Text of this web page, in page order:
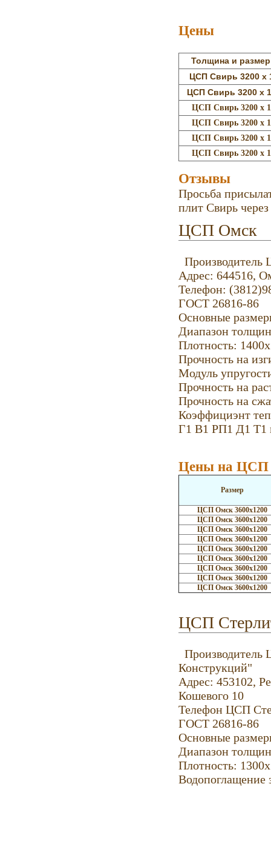
Цены
Толщина и
ЦСП Свирь 3200 х
ЦСП Свирь 3200 х
ЦСП Свирь 3200 х
ЦСП Свирь 3200 х
ЦСП Свирь 3200 х
ЦСП Свирь 3200 х
Отзывы
Просьба
плит Свирь
ЦСП Омск
Адрес: 644516,
Телефон:
ГОСТ 26816-86
Основные
Диапазон
Плотность:
Прочность на
Модуль
Прочность на
Прочность на
Коэффициэнт
Г1 В1 РП1 Д1 Т1
Цены на ЦСП
Размер
ЦСП Омск 3600х1200
ЦСП Омск 3600х1200
ЦСП Омск 3600х1200
ЦСП Омск 3600х1200
ЦСП Омск 3600х1200
ЦСП Омск 3600х1200
ЦСП Омск 3600х1200
ЦСП Омск 3600х1200
ЦСП Омск 3600х1200
ЦСП
Конструкций"
Адрес: 453102,
Кошевого 10
Телефон ЦСП
ГОСТ 26816-86
Основные
Диапазон
Плотность:
Водопоглащение